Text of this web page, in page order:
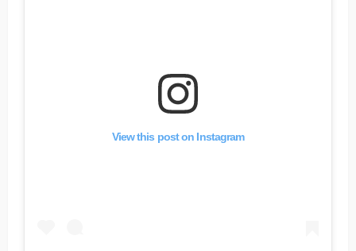
View this post on Instagram